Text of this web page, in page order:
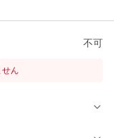
不可
ん